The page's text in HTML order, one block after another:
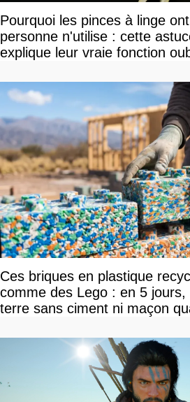
Pourquoi les pinces à linge
personne n'utilise : cette
explique leur vraie fonction
Ces briques en plastique
comme des Lego : en 5
terre sans ciment ni maçon